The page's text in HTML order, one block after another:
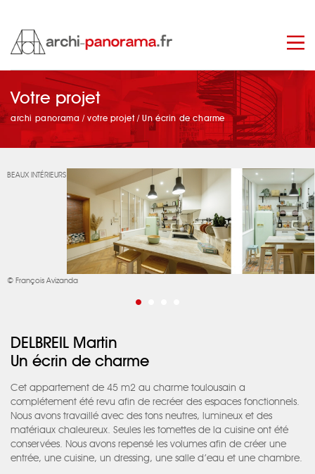
manage_search
Votre projet
archi panorama /votre projet /Un écrin de charme
BEAUX INTÉRIEURS
© François Avizanda
DELBREIL Martin
Un écrin de charme
Cet appartement de 45 m2 au charme toulousain a
complétement été revu afin de recréer des espaces fonctionnels.
Nous avons travaillé avec des tons neutres, lumineux et des
matériaux chaleureux. Seules les tomettes de la cuisine ont été
conservées. Nous avons repensé les volumes afin de créer une
entrée, une cuisine, un dressing, une salle d’eau et une chambre.